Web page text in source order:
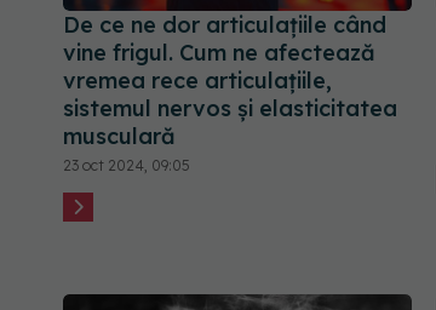
De ce ne dor articulațiile când
vine frigul. Cum ne afectează
vremea rece articulațiile,
sistemul nervos și elasticitatea
musculară
23 oct 2024, 09:05